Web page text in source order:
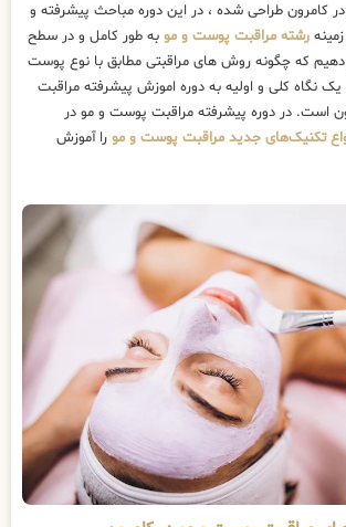
کامرون طراحی شده ، در این دوره مباحث پیشرفته و
رشته مراقبت پوست و مو به طور کامل و در سطح
که چگونه روش های مراقبتی مطابق با نوع پوست
نگاه کلی و اولیه به دوره اموزش پیشرفته مراقبت
است. در دوره پیشرفته مراقبت پوست و مو در
تکنیک‌های جدید مراقبت پوست و مو را آموزش